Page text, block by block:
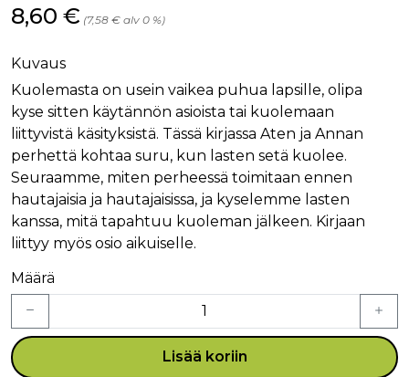
Hinta nyt
8,60 € (7,58 € alv 0 %)
Kuvaus
Kuolemasta on usein vaikea puhua lapsille, olipa
kyse sitten käytännön asioista tai kuolemaan
liittyvistä käsityksistä. Tässä kirjassa Aten ja Annan
perhettä kohtaa suru, kun lasten setä kuolee.
Seuraamme, miten perheessä toimitaan ennen
hautajaisia ja hautajaisissa, ja kyselemme lasten
kanssa, mitä tapahtuu kuoleman jälkeen. Kirjaan
liittyy myös osio aikuiselle.
Määrä
Lisää koriin